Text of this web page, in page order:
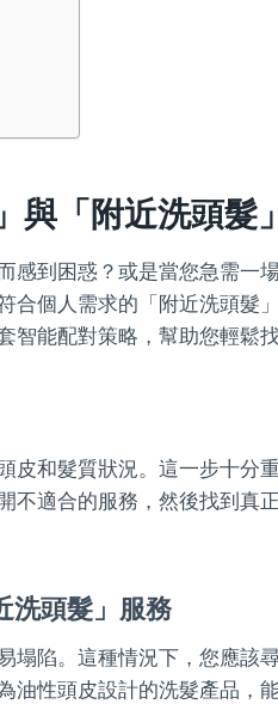
與「附近洗頭髮
感到困惑？或是當您急需一
合個人需求的「附近洗頭髮
能配對策略，幫助您輕鬆找
皮和髮質狀況。這一步十分
不適合的服務，然後找到真
洗頭髮」服務
塌陷。這種情況下，您應該
油性頭皮設計的洗髮產品，